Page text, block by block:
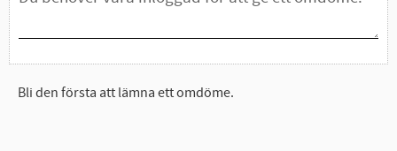
Bli den första att lämna ett omdöme.